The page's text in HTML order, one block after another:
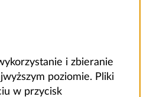
i zbieranie
poziomie. Pliki
w przycisk